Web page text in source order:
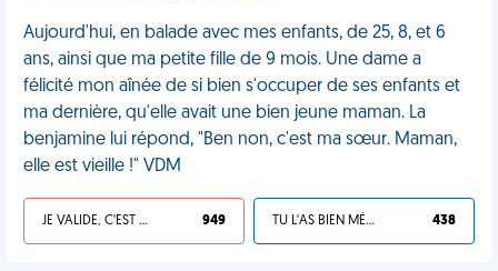
Aujourd'hui, en balade avec mes enfants, de 25, 8, et 6
ans, ainsi que ma petite fille de 9 mois. Une dame a
félicité mon aînée de si bien s'occuper de ses enfants et
ma dernière, qu'elle avait une bien jeune maman. La
benjamine lui répond, "Ben non, c'est ma sœur. Maman,
elle est vieille !" VDM
JE VALIDE, C'EST UNE VDM 949 TU L'AS BIEN MÉRITÉ 438